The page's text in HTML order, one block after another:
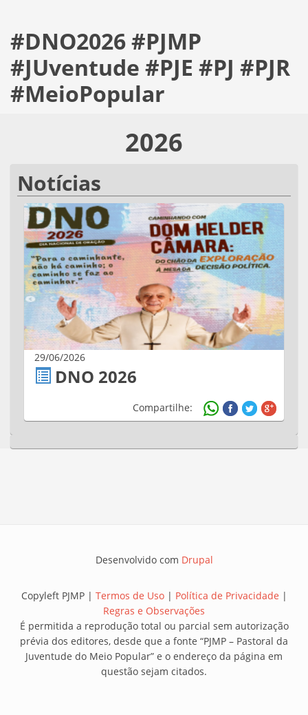
#DNO2026 #PJMP
#JUventude #PJE #PJ #PJR
#MeioPopular
2026
Notícias
29/06/2026
DNO 2026
Compartilhe:
Desenvolvido com Drupal
Copyleft PJMP | Termos de Uso| Política de Privacidade |
Regras e Observações
É permitida a reprodução total ou parcial sem autorização
prévia dos editores, desde que a fonte “PJMP – Pastoral da
Juventude do Meio Popular” e o endereço da página em
questão sejam citados.